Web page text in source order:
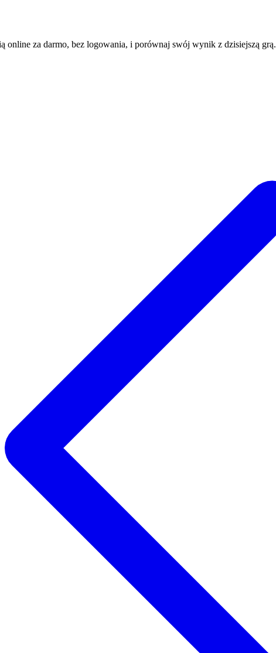
online za darmo, bez logowania, i porównaj swój wynik z dzisiejszą grą.